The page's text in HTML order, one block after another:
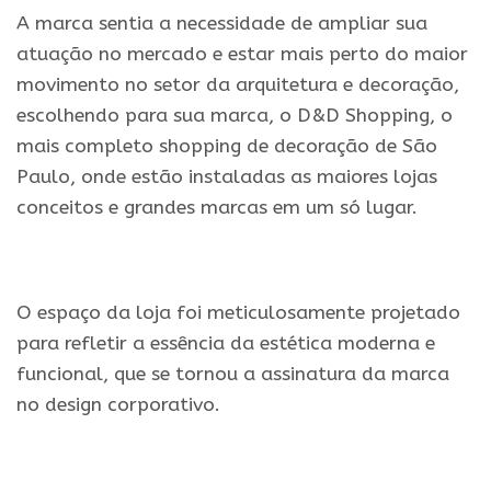
A marca sentia a necessidade de ampliar sua
atuação no mercado e estar mais perto do maior
movimento no setor da arquitetura e decoração,
escolhendo para sua marca, o D&D Shopping, o
mais completo shopping de decoração de São
Paulo, onde estão instaladas as maiores lojas
conceitos e grandes marcas em um só lugar.
O espaço da loja foi meticulosamente projetado
para refletir a essência da estética moderna e
funcional, que se tornou a assinatura da marca
no design corporativo.